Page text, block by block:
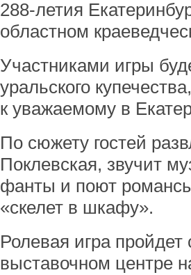
288-летия
областном
Участниками игры
уральского
к уважаемому в
По сюжету гостей
Поклевская, звучит
фанты и поют
«скелет в шкафу».
Ролевая игра
выставочном центре